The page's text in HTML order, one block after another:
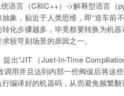
语言（C和C++）->解释型语言（
象，贴近于人类思维，即“造车前
化步骤越多，毕竟都要转换为机
较苛刻场景的原因之一。
出“JIT （Just-In-Time
用并且达到内部一些阀值后将这
编译好的机器码，从而避免频繁翻